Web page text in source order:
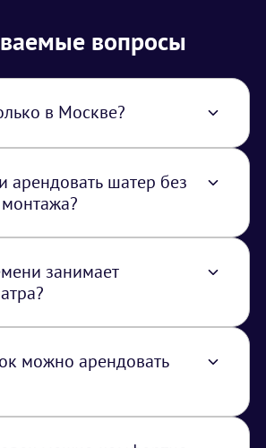
вопросы
в Москве?
закладывается логистика
арендовать шатер без
только нашими
занимает
занимает несколько
можно арендовать
несколько дней или даже
от ваших